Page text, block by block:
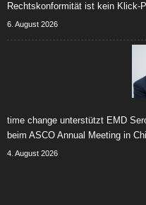
Rechtskonformität ist kein Klick-
6. August 2026
time change unterstützt EMD
beim ASCO Annual Meeting in
4. August 2026